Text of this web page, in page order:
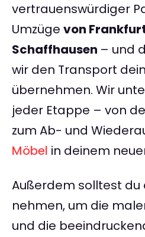
vertrauenswürdiger
Umzüge von
Schaffhausen – und
wir den Transport
übernehmen. Wir
jeder Etappe – von
zum Ab- und
Möbel in deinem
Außerdem solltest du
nehmen, um die
und die